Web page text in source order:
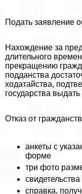
Подать заявление
Нахождение за
длительного
прекращению
подданства
ходатайства,
государства
Отказ от
анкеты с
форме
три фото
справка,